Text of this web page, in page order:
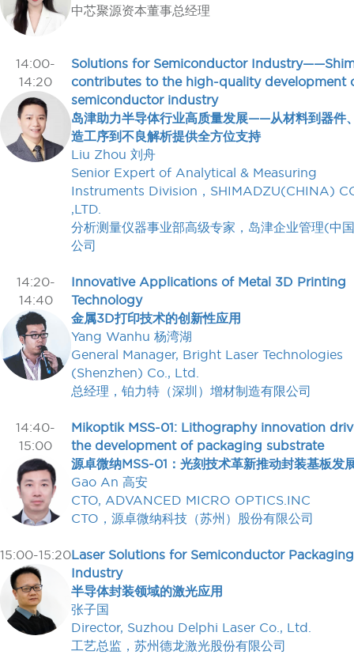
中芯聚源资本董事总经理
14:00-
14:20
Solutions for Semiconductor
contributes to the high-quality development
semiconductor industry
岛津助力半导体行业高质量发展——从材料到器件
造工序到不良解析提供全方位支持
Liu Zhou 刘舟
Senior Expert of Analytical & Measuring
Instruments Division，SHIMADZU(CHINA)
,LTD.
分析测量仪器事业部高级专家，岛津企业管理(中
公司
14:20-
14:40
Innovative Applications of Metal 3D Printing
Technology
金属3D打印技术的创新性应用
Yang Wanhu 杨湾湖
General Manager, Bright Laser Technologies
(Shenzhen) Co., Ltd.
总经理，铂力特（深圳）增材制造有限公司
14:40-
15:00
Mikoptik MSS-01: Lithography innovation
the development of packaging substrate
源卓微纳MSS-01：光刻技术革新推动封装基板发
Gao An 高安
CTO, ADVANCED MICRO OPTICS.INC
CTO，源卓微纳科技（苏州）股份有限公司
15:00-15:20Laser Solutions for Semiconductor Packaging
Industry
半导体封装领域的激光应用
张子国
Director, Suzhou Delphi Laser Co., Ltd.
工艺总监，苏州德龙激光股份有限公司